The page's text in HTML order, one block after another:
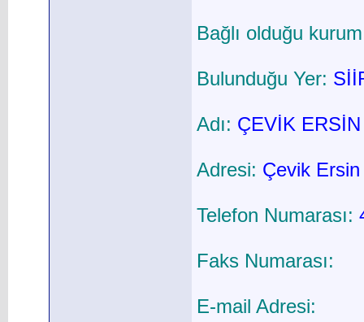
Bağlı olduğu
Bulunduğu Yer:
Adı: ÇEVİK
Adresi: Çevik
Telefon Numarası:
Faks Numarası:
E-mail Adresi: